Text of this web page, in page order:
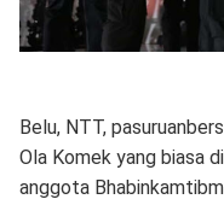
Belu, NTT,
Ola Komek yang biasa
anggota